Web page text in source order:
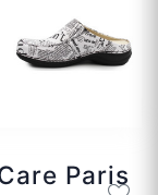
Paris